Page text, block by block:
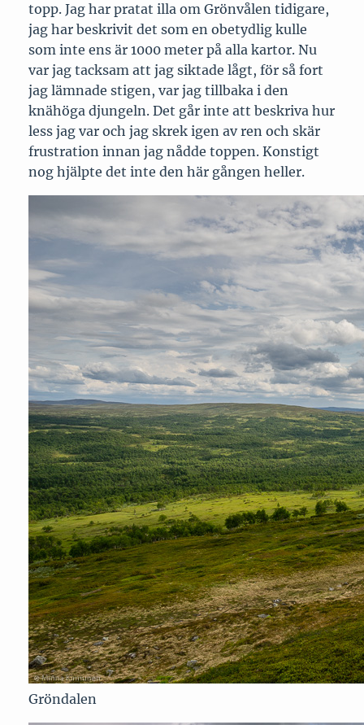
topp. Jag har pratat illa om Grönvålen tidigare,
jag har beskrivit det som en obetydlig kulle
som inte ens är 1000 meter på alla kartor. Nu
var jag tacksam att jag siktade lågt, för så fort
jag lämnade stigen, var jag tillbaka i den
knähöga djungeln. Det går inte att beskriva hur
less jag var och jag skrek igen av ren och skär
frustration innan jag nådde toppen. Konstigt
nog hjälpte det inte den här gången heller.
Gröndalen